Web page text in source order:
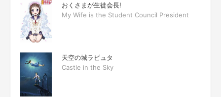
おくさまが生徒会長!
My Wife is the Student Council President
天空の城ラピュタ
Castle in the Sky